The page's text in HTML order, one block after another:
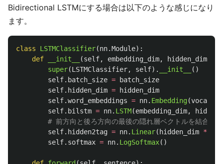
Bidirectional LSTMにする場合は以下のような感じになり
ます。
class LSTMClassifier(nn.Module):
def
__init__ (self, embedding_dim, hidden_dim
super(LSTMClassifier, self). __init__
()
self. batch_size =
batch_size
self. hidden_dim =
hidden_dim
self.word_embeddings = nn. Embedding(
self. bilstm = nn. LSTM(embedding_dim,
self. hidden2tag = nn. Linear( hidden_dim *
self. softmax = nn. LogSoftmax()